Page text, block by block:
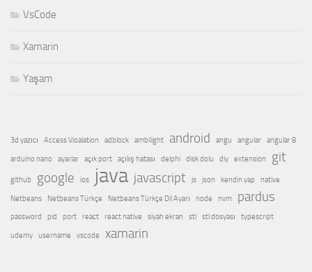
VsCode
Xamarin
Yaşam
3d yazıcı Access Vioalation adblock ambilight android angu angular angular 8
arduino nano ayarlar açık port açılış hatası delphi disk dolu diy extension git
github google ios java javascript js json kendin yap native
Netbeans Netbeans Türkçe Netbeans Türkçe Dil Ayarı node nvm pardus
password pid port react react native siyah ekran stl stl dosyası typescript
udemy username vscode xamarin